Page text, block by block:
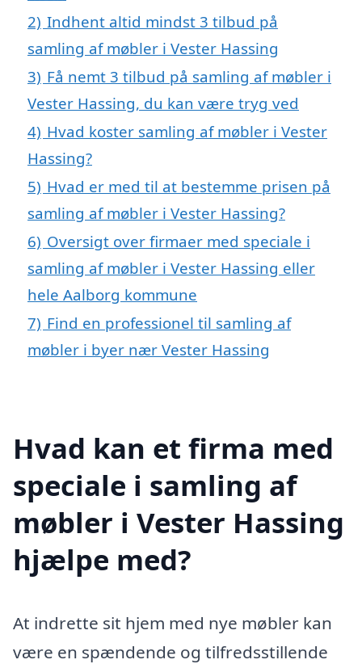
2) Indhent altid mindst 3 tilbud på
samling af møbler i Vester Hassing
3) Få nemt 3 tilbud på samling af møbler i
Vester Hassing, du kan være tryg ved
4) Hvad koster samling af møbler i Vester
Hassing?
5) Hvad er med til at bestemme prisen på
samling af møbler i Vester Hassing?
6) Oversigt over firmaer med speciale i
samling af møbler i Vester Hassing eller
hele Aalborg kommune
7) Find en professionel til samling af
møbler i byer nær Vester Hassing
Hvad kan et firma med
speciale i samling af
møbler i Vester Hassing
hjælpe med?
At indrette sit hjem med nye møbler kan
være en spændende og tilfredsstillende